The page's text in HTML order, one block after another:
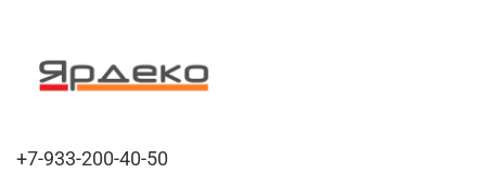
+7-933-200-40-50